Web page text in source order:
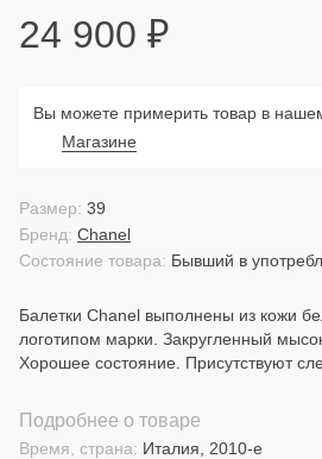
24 900 ₽
Вы можете примерить товар в
Магазине
Состояние товара: Бывший в
Бренд: Chanel
Размер: 39
Балетки Chanel выполнены из кожи
логотипом марки. Закругленный
Хорошее состояние. Присутствуют
Подробнее о товаре
Время, страна: Италия, 2010-е